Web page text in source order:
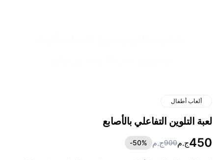
ألعاب أطفال
لعبة التلوين التفاعلي بالأصابع
450ج.م900ج.م 50%-